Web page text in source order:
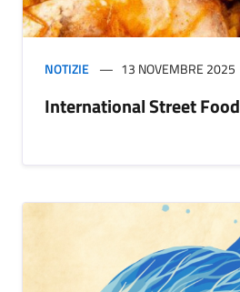
NOTIZIE 13 NOVEMBRE 2025
International Street Food